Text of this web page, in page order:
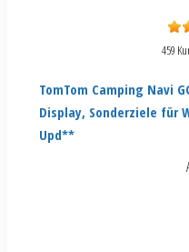
459
TomTom Camping Navi
Display, Sonderziele für
Upd**